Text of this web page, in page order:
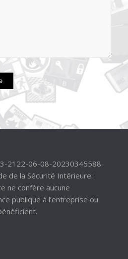
2122-06-08-20230345588.
de la Sécurité Intérieure :
ne confère aucune
publique à l’entreprise ou